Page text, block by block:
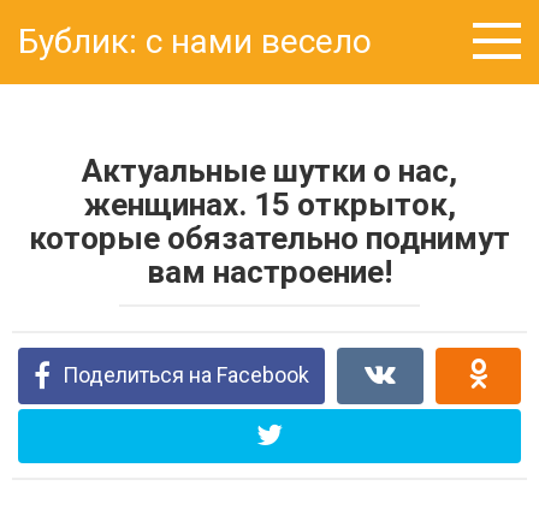
контенту
Бублик: с нами весело
Актуальные шутки о нас,
женщинах. 15 открыток,
которые обязательно поднимут
вам настроение!
Поделиться на Facebook